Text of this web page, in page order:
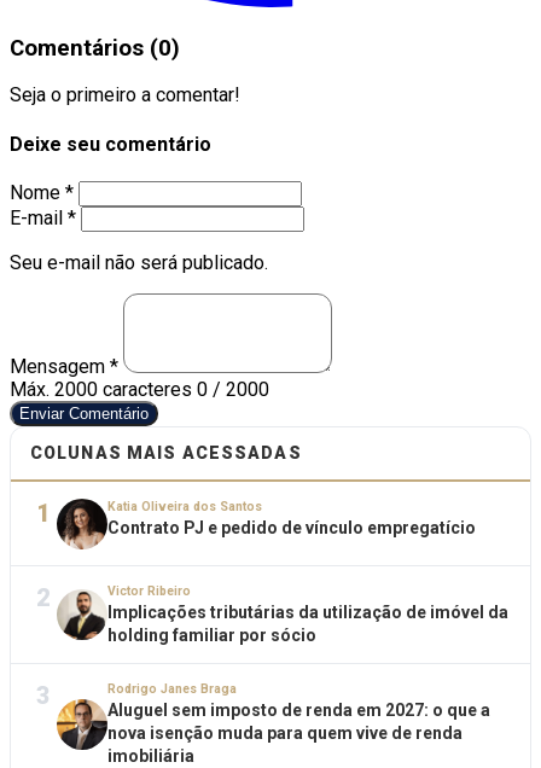
Comentários (0)
Seja o primeiro a comentar!
Deixe seu comentário
Nome *
E-mail *
Seu e-mail não será publicado.
Mensagem *
Máx. 2000 caracteres 0 / 2000
Enviar Comentário
COLUNAS MAIS ACESSADAS
1 Katia Oliveira dos Santos
Contrato PJ e pedido de vínculo empregatício
2 Victor Ribeiro
Implicações tributárias da utilização de imóvel da
holding familiar por sócio
3 Rodrigo Janes Braga
Aluguel sem imposto de renda em 2027: o que a
nova isenção muda para quem vive de renda
imobiliária